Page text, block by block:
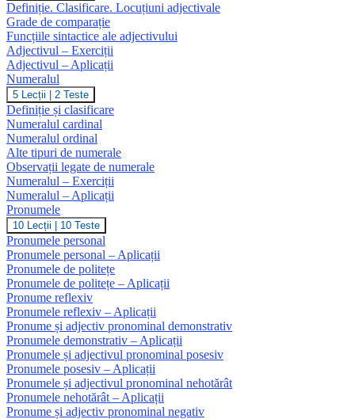
Definiție. Clasificare. Locuțiuni adjectivale
Grade de comparație
Funcțiile sintactice ale adjectivului
Adjectivul – Exerciții
Adjectivul – Aplicații
Numeralul
Numeralul
5 Lecții 2 Teste
Definiție și clasificare
Numeralul cardinal
Numeralul ordinal
Alte tipuri de numerale
Observații legate de numerale
Numeralul – Exerciții
Numeralul – Aplicații
Pronumele
Pronumele
10 Lecții 10 Teste
Pronumele personal
Pronumele personal – Aplicații
Pronumele de politețe
Pronumele de politețe – Aplicații
Pronume reflexiv
Pronumele reflexiv – Aplicații
Pronume și adjectiv pronominal demonstrativ
Pronumele demonstrativ – Aplicații
Pronumele și adjectivul pronominal posesiv
Pronumele posesiv – Aplicații
Pronumele și adjectivul pronominal nehotărât
Pronumele nehotărât – Aplicații
Pronume și adjectiv pronominal negativ